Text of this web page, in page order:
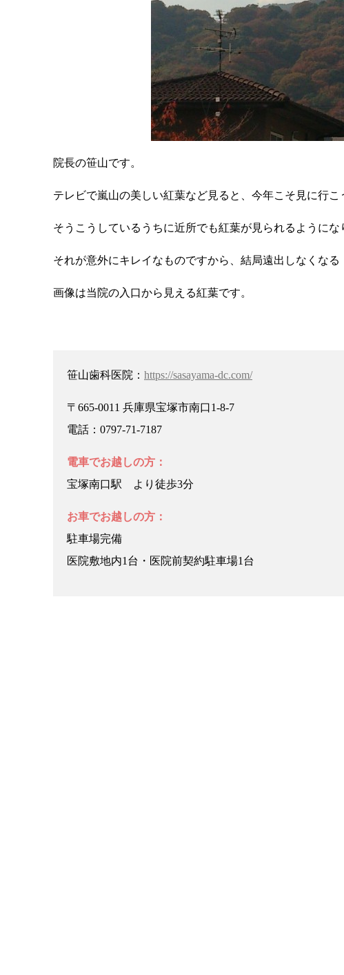
院長の笹山です。
テレビで嵐山の美しい紅葉など見ると、今年こそ見に行こ
そうこうしているうちに近所でも紅葉が見られるようにな
それが意外にキレイなものですから、結局遠出しなくなる
画像は当院の入口から見える紅葉です。
笹山歯科医院： https://sasayama-dc.com/
〒665-0011 兵庫県宝塚市南口1-8-7
電話：0797-71-7187
電車でお越しの方：
宝塚南口駅 より徒歩3分
お車でお越しの方：
駐車場完備
医院敷地内1台・医院前契約駐車場1台